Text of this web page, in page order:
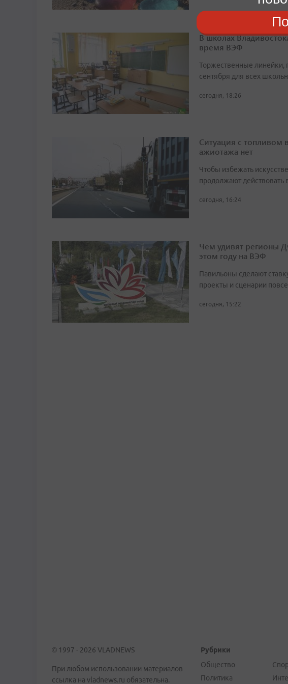
В школах
время ВЭФ
Торжественные линейки,
сентября для всех
сегодня, 18:26
Ситуация с топливом
ажиотажа нет
Чтобы избежать
продолжают
сегодня, 16:24
Чем удивят регионы
этом году на ВЭФ
Павильоны сделают
проекты и сценарии
сегодня, 15:22
© 1997 - 2026 VLADNEWS
При любом использовании материалов
ссылка на vladnews.ru обязательна.
Рубрики
Общество
Политика